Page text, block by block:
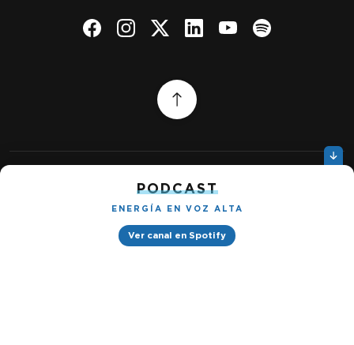
PODCAST
ENERGÍA EN VOZ ALTA
Ver canal en Spotify
Política de privacidad
Petróleo & Energía © 2026